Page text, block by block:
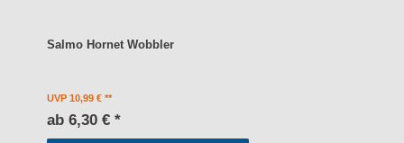
Salmo Hornet Wobbler
UVP 10,99 €
ab 6,30 € *